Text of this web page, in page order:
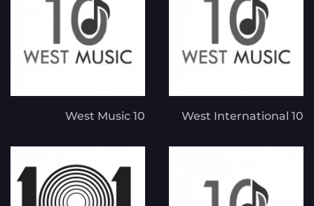
10 West International
10 West Music